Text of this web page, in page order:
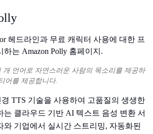
개 언어로 자연스러운 사람의 목소리를 제공하
어를 제공합니다.
경 TTS 기술을 사용하여 고품질의 생생한
는 클라우드 기반 AI 텍스트 음성 변환 서
와 기업에서 실시간 스트리밍, 자동화된